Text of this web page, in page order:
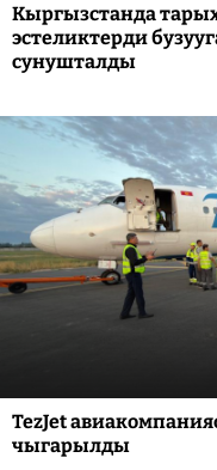
Кыргызстанда
эстеликтерди
сунушталды
TezJet
чыгарылды